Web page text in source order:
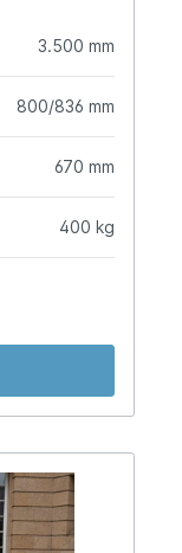
3.500 mm
800/836 mm
670 mm
400 kg